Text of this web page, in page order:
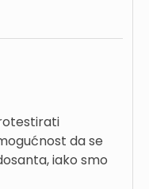
da se
iako smo